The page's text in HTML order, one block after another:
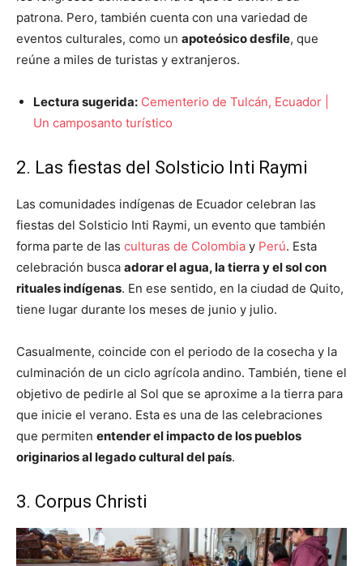
patrona. Pero, también cuenta con una variedad de
eventos culturales, como un apoteósico desfile, que
reúne a miles de turistas y extranjeros.
Lectura sugerida: Cementerio de Tulcán, Ecuador |
Un camposanto turístico
2. Las fiestas del Solsticio Inti Raymi
Las comunidades indígenas de Ecuador celebran las
fiestas del Solsticio Inti Raymi, un evento que también
forma parte de las culturas de Colombia y Perú. Esta
celebración busca adorar el agua, la tierra y el sol con
rituales indígenas. En ese sentido, en la ciudad de Quito,
tiene lugar durante los meses de junio y julio.
Casualmente, coincide con el periodo de la cosecha y la
culminación de un ciclo agrícola andino. También, tiene el
objetivo de pedirle al Sol que se aproxime a la tierra para
que inicie el verano. Esta es una de las celebraciones
que permiten entender el impacto de los pueblos
originarios al legado cultural del país.
3. Corpus Christi